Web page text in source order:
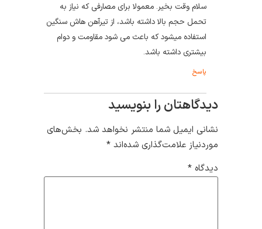
سلام وقت بخیر. معمولا برای مصارفی که نیاز به
تحمل حجم بالا داشته باشد، از تیرآهن هاش سنگین
استفاده میشود که باعث می شود مقاومت و دوام
بیشتری داشته باشد.
دیدگاهتان را بنویسید
نشانی ایمیل شما منتشر نخواهد شد. بخش‌های
موردنیاز علامت‌گذاری شده‌اند*